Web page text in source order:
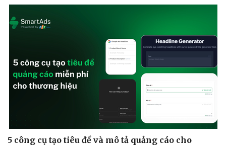
5 công cụ tạo tiêu đề và mô tả quảng cáo cho